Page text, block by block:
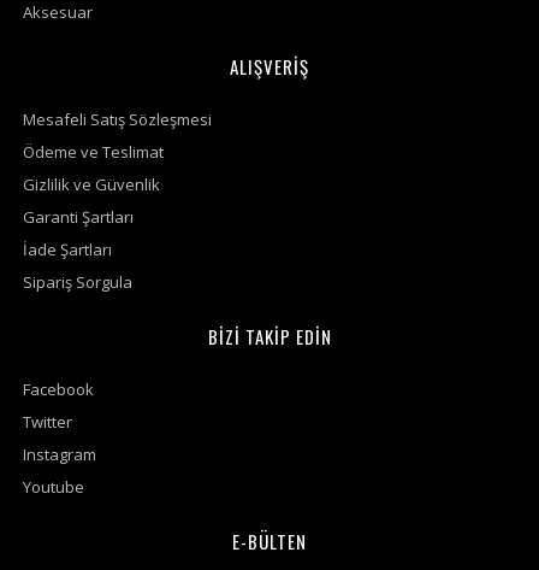
Aksesuar
ALIŞVERİŞ
Mesafeli Satış Sözleşmesi
Ödeme ve Teslimat
Gizlilik ve Güvenlik
Garanti Şartları
İade Şartları
Sipariş Sorgula
BİZİ TAKİP EDİN
Facebook
Twitter
Instagram
Youtube
E-BÜLTEN